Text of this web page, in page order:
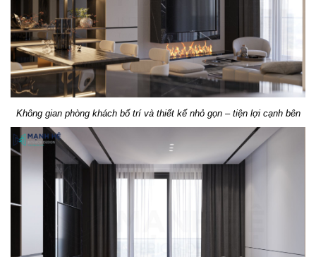
Không gian phòng khách bố trí và thiết kế nhỏ gọn – tiện lợi cạnh bên